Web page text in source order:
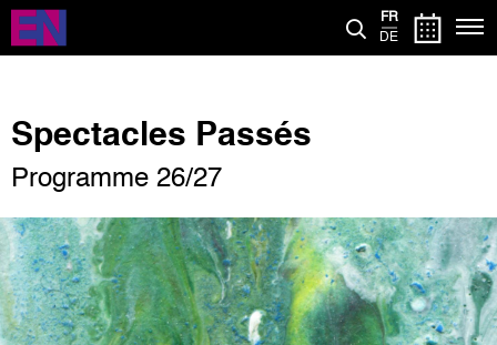
Aller
contenu
FR
DE
Spectacles Passés
Programme 26/27